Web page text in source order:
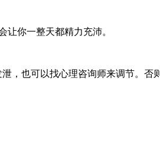
让你一整天都精力充沛。
，也可以找心理咨询师来调节。否